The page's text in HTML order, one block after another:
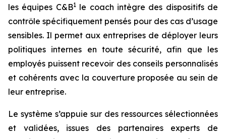
les équipes C&B1le coach intègre des dispositifs de
contrôle spécifiquement pensés pour des cas d’usage
sensibles. Il permet aux entreprises de déployer leurs
politiques internes en toute sécurité, afin que les
employés puissent recevoir des conseils personnalisés
et cohérents avec la couverture proposée au sein de
leur entreprise.
Le système s’appuie sur des ressources sélectionnées
et validées, issues des partenaires experts de